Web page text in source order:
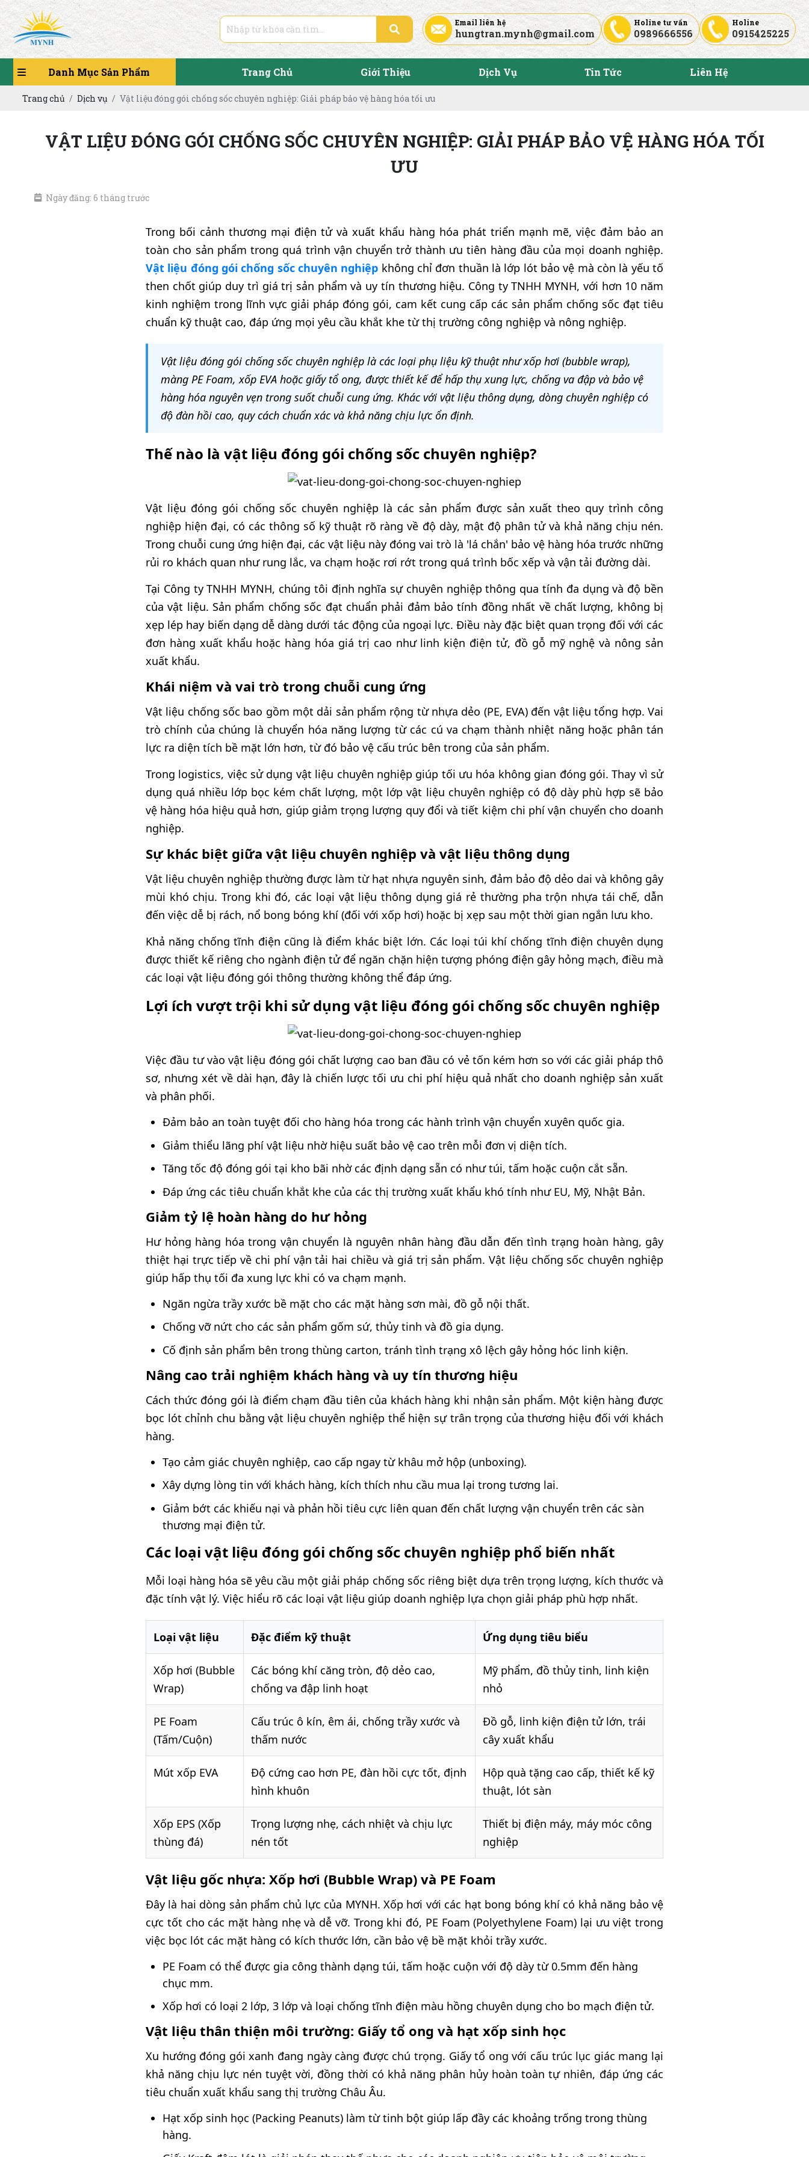
Email liên hệ
hungtran.mynh@gmail.com
Holine tư vấn
0989666556
Holine
0915425225
Danh Mục Sản Phẩm Trang Chủ Giới Thiệu Dịch Vụ Tin Tức Liên Hệ
Trang chủ Dịch vụ Vật liệu đóng gói chống sốc chuyên nghiệp: Giải pháp bảo vệ hàng hóa tối ưu
VẬT LIỆU ĐÓNG GÓI CHỐNG SỐC CHUYÊN NGHIỆP: GIẢI PHÁP BẢO VỆ HÀNG HÓA TỐI
ƯU
Ngày đăng: 6 tháng trước
Trong bối cảnh thương mại điện tử và xuất khẩu hàng hóa phát triển mạnh mẽ, việc đảm bảo an
toàn cho sản phẩm trong quá trình vận chuyển trở thành ưu tiên hàng đầu của mọi doanh nghiệp.
Vật liệu đóng gói chống sốc chuyên nghiệp không chỉ đơn thuần là lớp lót bảo vệ mà còn là yếu tố
then chốt giúp duy trì giá trị sản phẩm và uy tín thương hiệu. Công ty TNHH MYNH, với hơn 10 năm
kinh nghiệm trong lĩnh vực giải pháp đóng gói, cam kết cung cấp các sản phẩm chống sốc đạt tiêu
chuẩn kỹ thuật cao, đáp ứng mọi yêu cầu khắt khe từ thị trường công nghiệp và nông nghiệp.
Vật liệu đóng gói chống sốc chuyên nghiệp là các loại phụ liệu kỹ thuật như xốp hơi (bubble wrap),
màng PE Foam, xốp EVA hoặc giấy tổ ong, được thiết kế để hấp thụ xung lực, chống va đập và bảo vệ
hàng hóa nguyên vẹn trong suốt chuỗi cung ứng. Khác với vật liệu thông dụng, dòng chuyên nghiệp có
độ đàn hồi cao, quy cách chuẩn xác và khả năng chịu lực ổn định.
Thế nào là vật liệu đóng gói chống sốc chuyên nghiệp?
Vật liệu đóng gói chống sốc chuyên nghiệp là các sản phẩm được sản xuất theo quy trình công
nghiệp hiện đại, có các thông số kỹ thuật rõ ràng về độ dày, mật độ phân tử và khả năng chịu nén.
Trong chuỗi cung ứng hiện đại, các vật liệu này đóng vai trò là 'lá chắn' bảo vệ hàng hóa trước những
rủi ro khách quan như rung lắc, va chạm hoặc rơi rớt trong quá trình bốc xếp và vận tải đường dài.
Tại Công ty TNHH MYNH, chúng tôi định nghĩa sự chuyên nghiệp thông qua tính đa dụng và độ bền
của vật liệu. Sản phẩm chống sốc đạt chuẩn phải đảm bảo tính đồng nhất về chất lượng, không bị
xẹp lép hay biến dạng dễ dàng dưới tác động của ngoại lực. Điều này đặc biệt quan trọng đối với các
đơn hàng xuất khẩu hoặc hàng hóa giá trị cao như linh kiện điện tử, đồ gỗ mỹ nghệ và nông sản
xuất khẩu.
Khái niệm và vai trò trong chuỗi cung ứng
Vật liệu chống sốc bao gồm một dải sản phẩm rộng từ nhựa dẻo (PE, EVA) đến vật liệu tổng hợp. Vai
trò chính của chúng là chuyển hóa năng lượng từ các cú va chạm thành nhiệt năng hoặc phân tán
lực ra diện tích bề mặt lớn hơn, từ đó bảo vệ cấu trúc bên trong của sản phẩm.
Trong logistics, việc sử dụng vật liệu chuyên nghiệp giúp tối ưu hóa không gian đóng gói. Thay vì sử
dụng quá nhiều lớp bọc kém chất lượng, một lớp vật liệu chuyên nghiệp có độ dày phù hợp sẽ bảo
vệ hàng hóa hiệu quả hơn, giúp giảm trọng lượng quy đổi và tiết kiệm chi phí vận chuyển cho doanh
nghiệp.
Sự khác biệt giữa vật liệu chuyên nghiệp và vật liệu thông dụng
Vật liệu chuyên nghiệp thường được làm từ hạt nhựa nguyên sinh, đảm bảo độ dẻo dai và không gây
mùi khó chịu. Trong khi đó, các loại vật liệu thông dụng giá rẻ thường pha trộn nhựa tái chế, dẫn
đến việc dễ bị rách, nổ bong bóng khí (đối với xốp hơi) hoặc bị xẹp sau một thời gian ngắn lưu kho.
Khả năng chống tĩnh điện cũng là điểm khác biệt lớn. Các loại túi khí chống tĩnh điện chuyên dụng
được thiết kế riêng cho ngành điện tử để ngăn chặn hiện tượng phóng điện gây hỏng mạch, điều mà
các loại vật liệu đóng gói thông thường không thể đáp ứng.
Lợi ích vượt trội khi sử dụng vật liệu đóng gói chống sốc chuyên nghiệp
Việc đầu tư vào vật liệu đóng gói chất lượng cao ban đầu có vẻ tốn kém hơn so với các giải pháp thô
sơ, nhưng xét về dài hạn, đây là chiến lược tối ưu chi phí hiệu quả nhất cho doanh nghiệp sản xuất
và phân phối.
Đảm bảo an toàn tuyệt đối cho hàng hóa trong các hành trình vận chuyển xuyên quốc gia.
Giảm thiểu lãng phí vật liệu nhờ hiệu suất bảo vệ cao trên mỗi đơn vị diện tích.
Tăng tốc độ đóng gói tại kho bãi nhờ các định dạng sẵn có như túi, tấm hoặc cuộn cắt sẵn.
Đáp ứng các tiêu chuẩn khắt khe của các thị trường xuất khẩu khó tính như EU, Mỹ, Nhật Bản.
Giảm tỷ lệ hoàn hàng do hư hỏng
Hư hỏng hàng hóa trong vận chuyển là nguyên nhân hàng đầu dẫn đến tình trạng hoàn hàng, gây
thiệt hại trực tiếp về chi phí vận tải hai chiều và giá trị sản phẩm. Vật liệu chống sốc chuyên nghiệp
giúp hấp thụ tối đa xung lực khi có va chạm mạnh.
Ngăn ngừa trầy xước bề mặt cho các mặt hàng sơn mài, đồ gỗ nội thất.
Chống vỡ nứt cho các sản phẩm gốm sứ, thủy tinh và đồ gia dụng.
Cố định sản phẩm bên trong thùng carton, tránh tình trạng xô lệch gây hỏng hóc linh kiện.
Nâng cao trải nghiệm khách hàng và uy tín thương hiệu
Cách thức đóng gói là điểm chạm đầu tiên của khách hàng khi nhận sản phẩm. Một kiện hàng được
bọc lót chỉnh chu bằng vật liệu chuyên nghiệp thể hiện sự trân trọng của thương hiệu đối với khách
hàng.
Tạo cảm giác chuyên nghiệp, cao cấp ngay từ khâu mở hộp (unboxing).
Xây dựng lòng tin với khách hàng, kích thích nhu cầu mua lại trong tương lai.
Giảm bớt các khiếu nại và phản hồi tiêu cực liên quan đến chất lượng vận chuyển trên các sàn
thương mại điện tử.
Các loại vật liệu đóng gói chống sốc chuyên nghiệp phổ biến nhất
Mỗi loại hàng hóa sẽ yêu cầu một giải pháp chống sốc riêng biệt dựa trên trọng lượng, kích thước và
đặc tính vật lý. Việc hiểu rõ các loại vật liệu giúp doanh nghiệp lựa chọn giải pháp phù hợp nhất.
Loại vật liệu Đặc điểm kỹ thuật Ứng dụng tiêu biểu
Xốp hơi (Bubble
Wrap)
Các bóng khí căng tròn, độ dẻo cao,
chống va đập linh hoạt
Mỹ phẩm, đồ thủy tinh, linh kiện
nhỏ
PE Foam
(Tấm/Cuộn)
Cấu trúc ô kín, êm ái, chống trầy xước và
thấm nước
Đồ gỗ, linh kiện điện tử lớn, trái
cây xuất khẩu
Mút xốp EVA
Độ cứng cao hơn PE, đàn hồi cực tốt, định
hình khuôn
Hộp quà tặng cao cấp, thiết kế kỹ
thuật, lót sàn
Xốp EPS (Xốp
thùng đá)
Trọng lượng nhẹ, cách nhiệt và chịu lực
nén tốt
Thiết bị điện máy, máy móc công
nghiệp
Vật liệu gốc nhựa: Xốp hơi (Bubble Wrap) và PE Foam
Đây là hai dòng sản phẩm chủ lực của MYNH. Xốp hơi với các hạt bong bóng khí có khả năng bảo vệ
cực tốt cho các mặt hàng nhẹ và dễ vỡ. Trong khi đó, PE Foam (Polyethylene Foam) lại ưu việt trong
việc bọc lót các mặt hàng có kích thước lớn, cần bảo vệ bề mặt khỏi trầy xước.
PE Foam có thể được gia công thành dạng túi, tấm hoặc cuộn với độ dày từ 0.5mm đến hàng
chục mm.
Xốp hơi có loại 2 lớp, 3 lớp và loại chống tĩnh điện màu hồng chuyên dụng cho bo mạch điện tử.
Vật liệu thân thiện môi trường: Giấy tổ ong và hạt xốp sinh học
Xu hướng đóng gói xanh đang ngày càng được chú trọng. Giấy tổ ong với cấu trúc lục giác mang lại
khả năng chịu lực nén tuyệt vời, đồng thời có khả năng phân hủy hoàn toàn tự nhiên, đáp ứng các
tiêu chuẩn xuất khẩu sang thị trường Châu Âu.
Hạt xốp sinh học (Packing Peanuts) làm từ tinh bột giúp lấp đầy các khoảng trống trong thùng
hàng.